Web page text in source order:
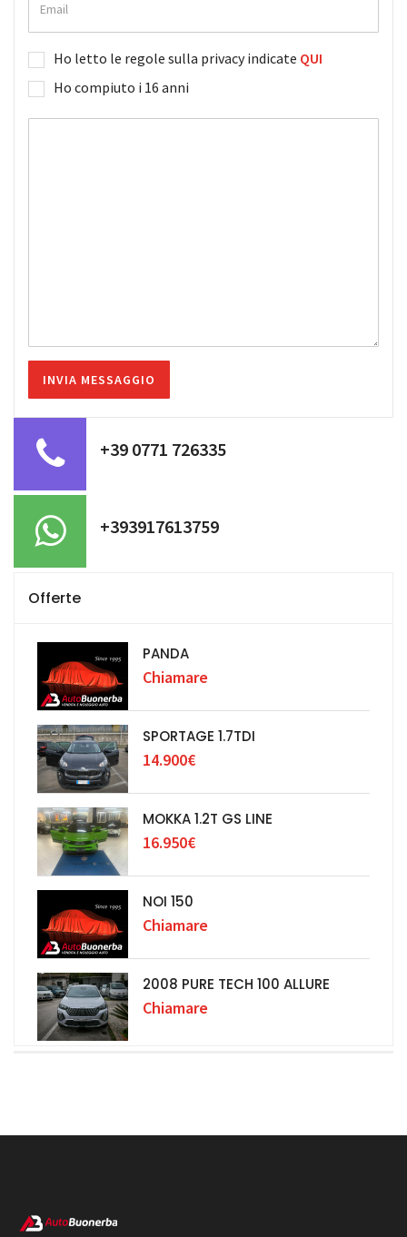
Ho letto le regole sulla privacy indicate QUI
Ho compiuto i 16 anni
+39 0771 726335
+393917613759
Offerte
PANDA
Chiamare
SPORTAGE 1.7TDI
14.900€
MOKKA 1.2T GS LINE
16.950€
NOI 150
Chiamare
2008 PURE TECH 100 ALLURE
Chiamare